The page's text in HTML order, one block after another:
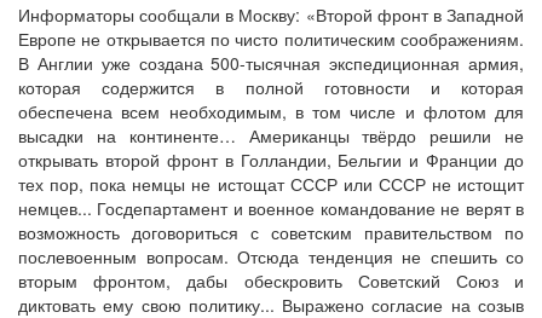
Информаторы сообщали в Москву: «Второй фронт в Западной
Европе не открывается по чисто политическим соображениям.
В Англии уже создана 500-тысячная экспедиционная армия,
которая содержится в полной готовности и которая
обеспечена всем необходимым, в том числе и флотом для
высадки на континенте… Американцы твёрдо решили не
открывать второй фронт в Голландии, Бельгии и Франции до
тех пор, пока немцы не истощат СССР или СССР не истощит
немцев... Госдепартамент и военное командование не верят в
возможность договориться с советским правительством по
послевоенным вопросам. Отсюда тенденция не спешить со
вторым фронтом, дабы обескровить Советский Союз и
диктовать ему свою политику... Выражено согласие на созыв